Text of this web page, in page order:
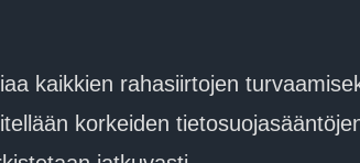
kaikkien rahasiirtojen
korkeiden